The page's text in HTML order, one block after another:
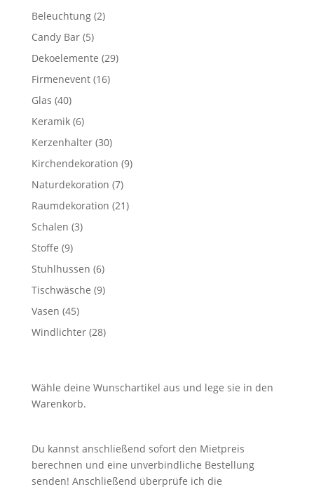
Beleuchtung 22
Candy Bar 55
Produkte
Dekoelemente 2929
Firmenevent 1616
Glas 4040
Produkte
Keramik 66
Produkte
Kerzenhalter 3030
Produkte
Kirchendekoration 99
Naturdekoration 77
Produkte
Raumdekoration 2121
Schalen 33
Stoffe 99
Produkte
Stuhlhussen 66
Produkte
Tischwäsche 99
Vasen 4545
Produkte
Windlichter 2828
Wähle deine Wunschartikel aus und lege sie in den
Warenkorb.
Du kannst anschließend sofort den Mietpreis
berechnen und eine unverbindliche Bestellung
senden! Anschließend überprüfe ich die